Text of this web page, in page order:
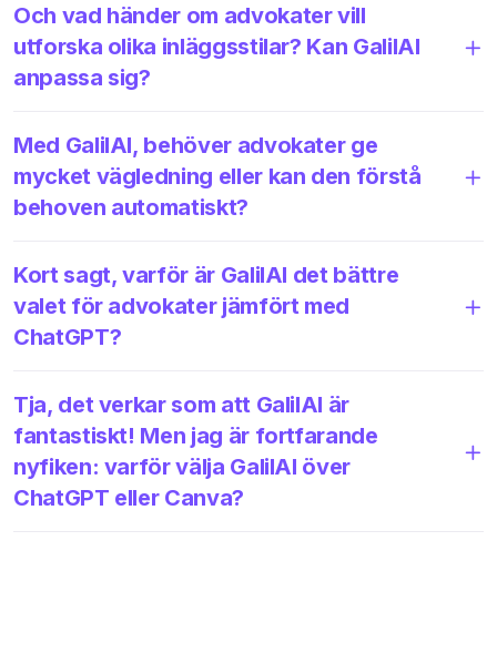
Och vad händer om advokater vill
utforska olika inläggsstilar? Kan GalilAI
anpassa sig?
Med GalilAI, behöver advokater ge
mycket vägledning eller kan den förstå
behoven automatiskt?
Kort sagt, varför är GalilAI det bättre
valet för advokater jämfört med
ChatGPT?
Tja, det verkar som att GalilAI är
fantastiskt! Men jag är fortfarande
nyfiken: varför välja GalilAI över
ChatGPT eller Canva?